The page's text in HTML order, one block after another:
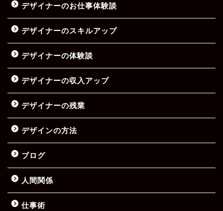
デザイナーのお仕事体験談
デザイナーのスキルアップ
デザイナーの体験談
デザイナーの収入アップ
デザイナーの残業
デザインの方法
ブログ
人間関係
仕事術